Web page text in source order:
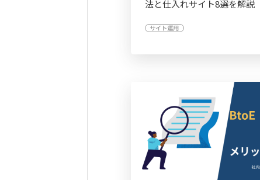
法と仕入れサイト8選を解説
サイト運用